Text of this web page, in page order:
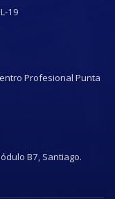
19
Profesional Punta
B7, Santiago.